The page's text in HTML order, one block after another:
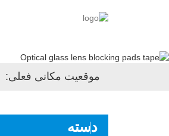
موقعیت مکانی فعلی:
دسته